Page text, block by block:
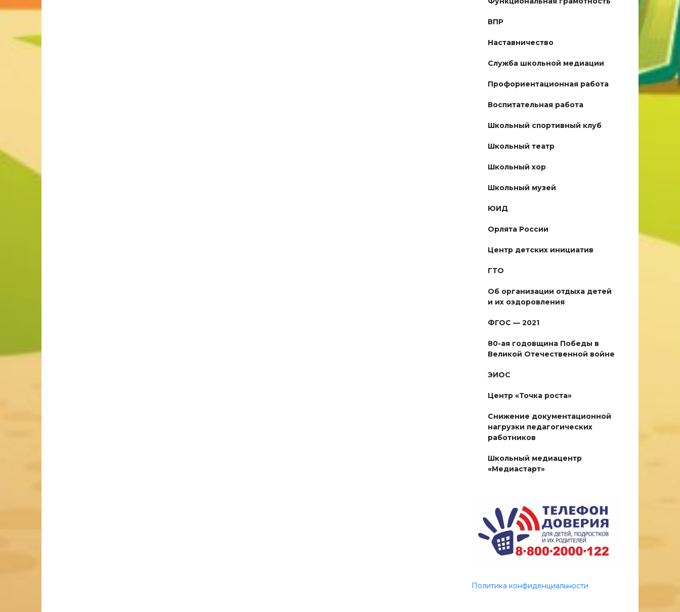
ВПР
Наставничество
Служба школьной медиации
Профориентационная работа
Воспитательная работа
Школьный спортивный клуб
Школьный театр
Школьный хор
Школьный музей
ЮИД
Орлята России
Центр детских инициатив
ГТО
Об организации отдыха детей
и их оздоровления
ФГОС — 2021
80-ая годовщина Победы в
Великой Отечественной войне
ЭИОС
Центр «Точка роста»
Снижение документационной
нагрузки педагогических
работников
Школьный медиацентр
«Медиастарт»
Политика конфиденциальности